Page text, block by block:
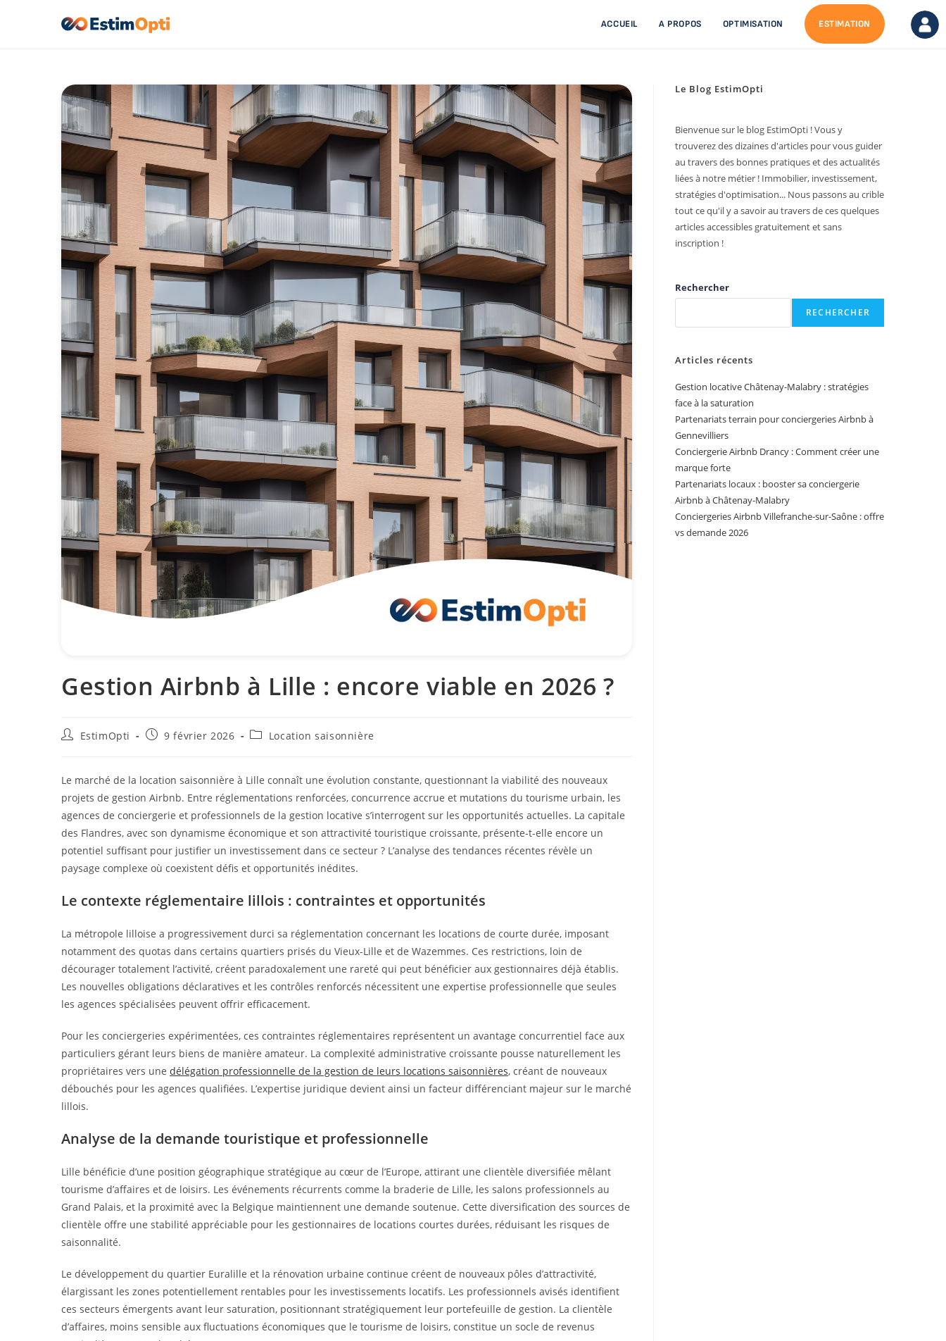
ACCUEIL A PROPOS OPTIMISATION ESTIMATION
Gestion Airbnb à Lille : encore viable en 2026 ?
EstimOpti 9 février 2026 Location saisonnière
Le marché de la location saisonnière à Lille connaît une évolution constante, questionnant la viabilité des nouveaux
projets de gestion Airbnb. Entre réglementations renforcées, concurrence accrue et mutations du tourisme urbain, les
agences de conciergerie et professionnels de la gestion locative s’interrogent sur les opportunités actuelles. La capitale
des Flandres, avec son dynamisme économique et son attractivité touristique croissante, présente-t-elle encore un
potentiel suffisant pour justifier un investissement dans ce secteur ? L’analyse des tendances récentes révèle un
paysage complexe où coexistent défis et opportunités inédites.
Le contexte réglementaire lillois : contraintes et opportunités
La métropole lilloise a progressivement durci sa réglementation concernant les locations de courte durée, imposant
notamment des quotas dans certains quartiers prisés du Vieux-Lille et de Wazemmes. Ces restrictions, loin de
décourager totalement l’activité, créent paradoxalement une rareté qui peut bénéficier aux gestionnaires déjà établis.
Les nouvelles obligations déclaratives et les contrôles renforcés nécessitent une expertise professionnelle que seules
les agences spécialisées peuvent offrir efficacement.
Pour les conciergeries expérimentées, ces contraintes réglementaires représentent un avantage concurrentiel face aux
particuliers gérant leurs biens de manière amateur. La complexité administrative croissante pousse naturellement les
propriétaires vers une délégation professionnelle de la gestion de leurs locations saisonnières, créant de nouveaux
débouchés pour les agences qualifiées. L’expertise juridique devient ainsi un facteur différenciant majeur sur le marché
lillois.
Analyse de la demande touristique et professionnelle
Lille bénéficie d’une position géographique stratégique au cœur de l’Europe, attirant une clientèle diversifiée mêlant
tourisme d’affaires et de loisirs. Les événements récurrents comme la braderie de Lille, les salons professionnels au
Grand Palais, et la proximité avec la Belgique maintiennent une demande soutenue. Cette diversification des sources de
clientèle offre une stabilité appréciable pour les gestionnaires de locations courtes durées, réduisant les risques de
saisonnalité.
Le développement du quartier Euralille et la rénovation urbaine continue créent de nouveaux pôles d’attractivité,
élargissant les zones potentiellement rentables pour les investissements locatifs. Les professionnels avisés identifient
ces secteurs émergents avant leur saturation, positionnant stratégiquement leur portefeuille de gestion. La clientèle
d’affaires, moins sensible aux fluctuations économiques que le tourisme de loisirs, constitue un socle de revenus
Le Blog EstimOpti
Bienvenue sur le blog EstimOpti ! Vous y
trouverez des dizaines d'articles pour vous guider
au travers des bonnes pratiques et des actualités
liées à notre métier ! Immobilier, investissement,
stratégies d'optimisation... Nous passons au crible
tout ce qu'il y a savoir au travers de ces quelques
articles accessibles gratuitement et sans
inscription !
Rechercher
RECHERCHER
Articles récents
Gestion locative Châtenay-Malabry : stratégies
face à la saturation
Partenariats terrain pour conciergeries Airbnb à
Gennevilliers
Conciergerie Airbnb Drancy : Comment créer une
marque forte
Partenariats locaux : booster sa conciergerie
Airbnb à Châtenay-Malabry
Conciergeries Airbnb Villefranche-sur-Saône : offre
vs demande 2026